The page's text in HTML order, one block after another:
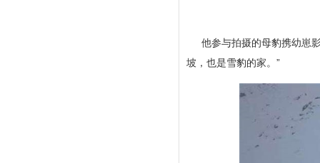
他参与拍摄的母豹携幼崽
坡，也是雪豹的家。”